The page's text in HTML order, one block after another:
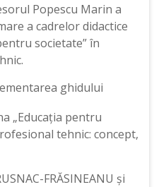
Popescu Marin a
a cadrelor didactice
societate” în
ghidului
„Educația pentru
tehnic: concept,
FRĂSINEANU și